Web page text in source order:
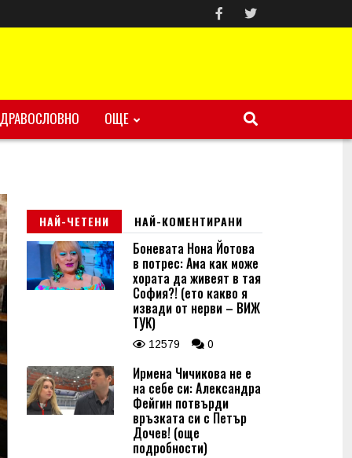
ОЩЕ
НАЙ-ЧЕТЕНИ НАЙ-КОМЕНТИРАНИ
Боневата Нона Йотова
в потрес: Ама как може
хората да живеят в тая
София?! (ето какво я
извади от нерви – ВИЖ
ТУК)
12579 0
Ирмена Чичикова не е
на себе си: Александра
Фейгин потвърди
връзката си с Петър
Дочев! (още
подробности)